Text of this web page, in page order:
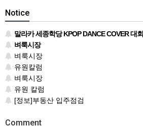
Notice
말라카 세종학당 KPOP DANCE COVER 대회
벼룩시장
벼룩시장
유원칼럼
벼룩시장
유원 칼럼
[정보]부동산 입주점검
Comment